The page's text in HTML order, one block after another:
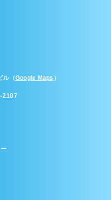
ル（Google Maps ）
2107